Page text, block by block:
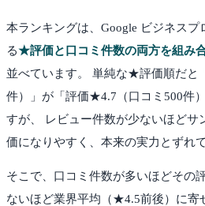
本ランキングは、Google ビジネス
る★評価と口コミ件数の両方を組み
並べています。 単純な★評価順だと
件）」が「評価★4.7（口コミ500件
すが、 レビュー件数が少ないほどサ
価になりやすく、本来の実力とずれ
そこで、口コミ件数が多いほどその
ないほど業界平均（★4.5前後）に寄